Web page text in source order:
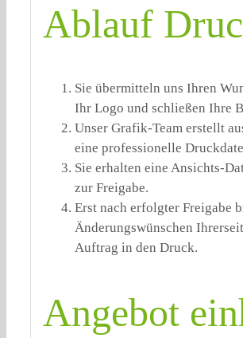
Ablauf
Sie übermitteln uns Ihren
Ihr Logo und schließen Ihre
Unser Grafik-Team erstellt
eine professionelle
Sie erhalten eine Ansichts-
zur Freigabe.
Erst nach erfolgter Freigabe
Änderungswünschen
Auftrag in den Druck.
Angebot